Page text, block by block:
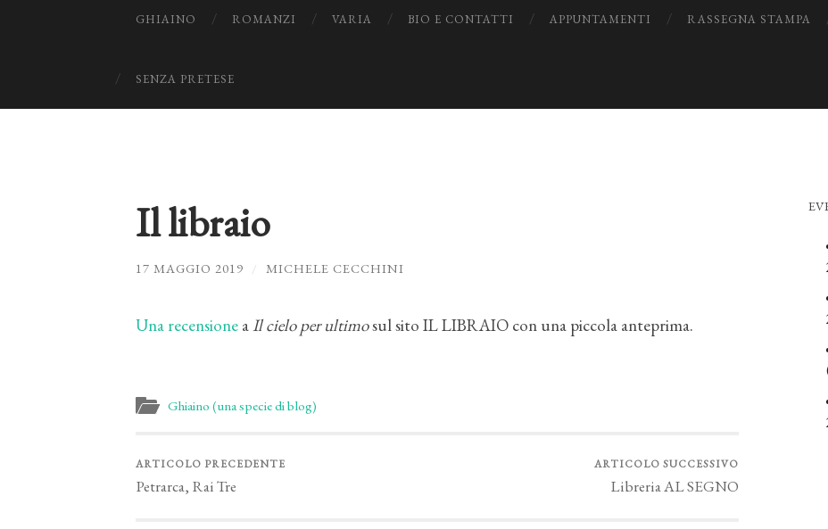
GHIAINO ROMANZI VARIA BIO E CONTATTI APPUNTAMENTI RASSEGNA STAMPA
SENZA PRETESE
Il libraio
17 MAGGIO 2019 / MICHELE CECCHINI
Una recensione aIl cielo per ultimosul sito IL LIBRAIO con una piccola anteprima.
Ghiaino (una specie di blog)
ARTICOLO PRECEDENTE
Petrarca, Rai Tre
ARTICOLO SUCCESSIVO
Libreria AL SEGNO